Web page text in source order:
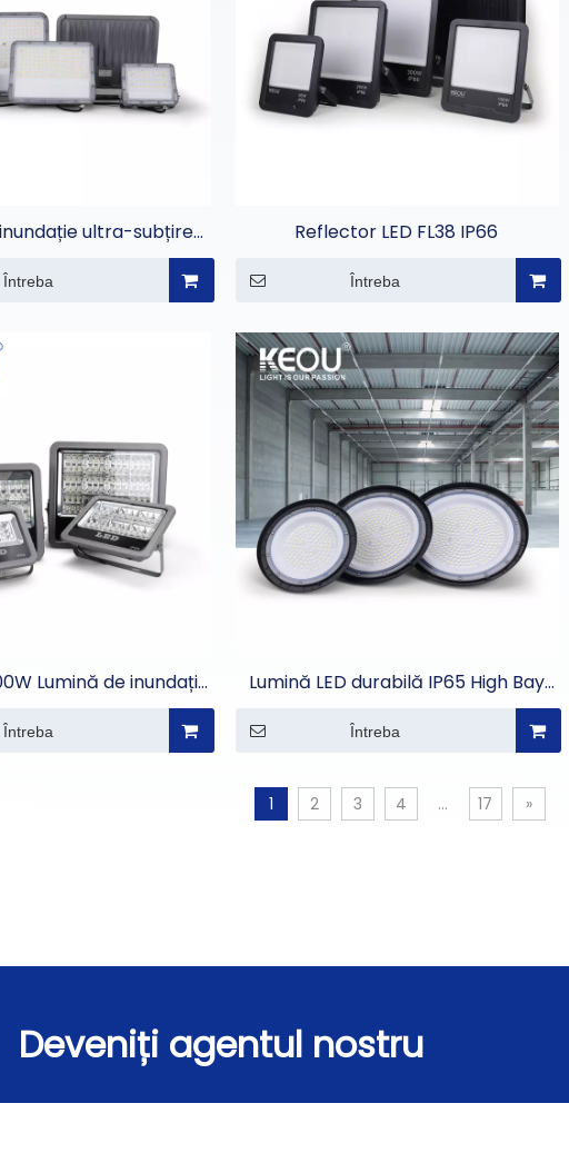
ultra-subțire
Întreba
Reflector LED FL38 IP66
Întreba
Lumină de inundație
Întreba
Lumină LED durabilă IP65 High Bay
Întreba
1 2 3 4 ... 17 »
Deveniți agentul nostru